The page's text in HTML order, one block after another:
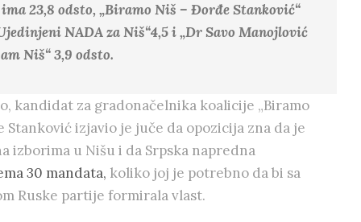
23,8 odsto, „Biramo Niš – Đorđe Stanković“
NADA za Niš“4,5 i „Dr Savo Manojlović
Niš“ 3,9 odsto.
kandidat za gradonačelnika koalicije „Biramo
Stanković izjavio je juče da opozicija zna da je
izborima u Nišu i da Srpska napredna
30 mandata, koliko joj je potrebno da bi sa
Ruske partije formirala vlast.